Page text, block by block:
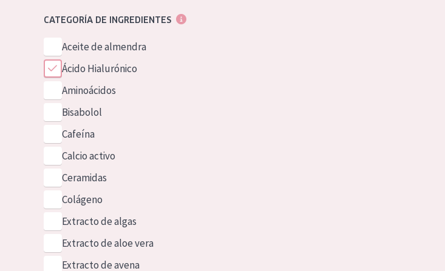
CATEGORÍA DE INGREDIENTES
Aceite de almendra
Ácido Hialurónico
Aminoácidos
Bisabolol
Cafeína
Calcio activo
Ceramidas
Colágeno
Extracto de algas
Extracto de aloe vera
Extracto de avena